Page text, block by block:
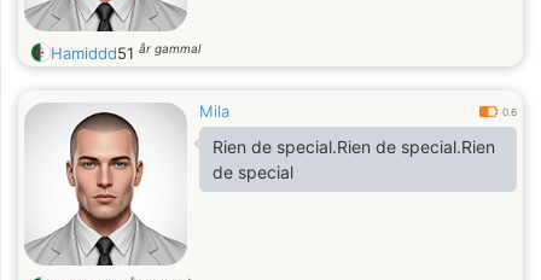
Hamiddd51 år gammal
Mila 0.6
Rien de special.Rien de special.Rien
de special